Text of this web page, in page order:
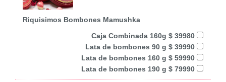
Riquisimos Bombones Mamushka
Caja Combinada 160g $ 39980
Lata de bombones 90 g $ 39990
Lata de bombones 160 g $ 59990
Lata de bombones 190 g $ 79990